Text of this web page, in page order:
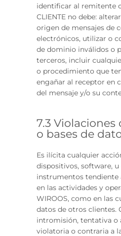
identificar al remitente
CLIENTE no debe:
origen de mensajes de
electrónicos, utilizar o
de dominio inválidos o
terceros, incluir
o procedimiento que
engañar al receptor en
del mensaje y/o su
7.3 Violaciones
o bases de
Es ilícita cualquier
dispositivos, software,
instrumentos
en las actividades y
WIROOS, como en las
datos de otros clientes.
intromisión, tentativa o
violatoria o contraria a